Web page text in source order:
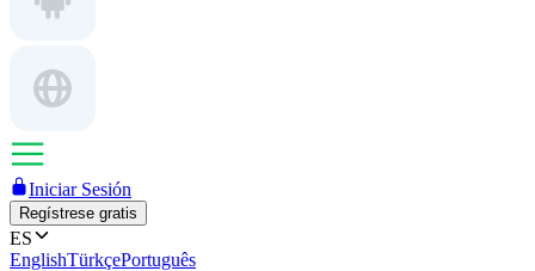
Iniciar Sesión
Regístrese gratis
ES
EnglishTürkçePortuguês